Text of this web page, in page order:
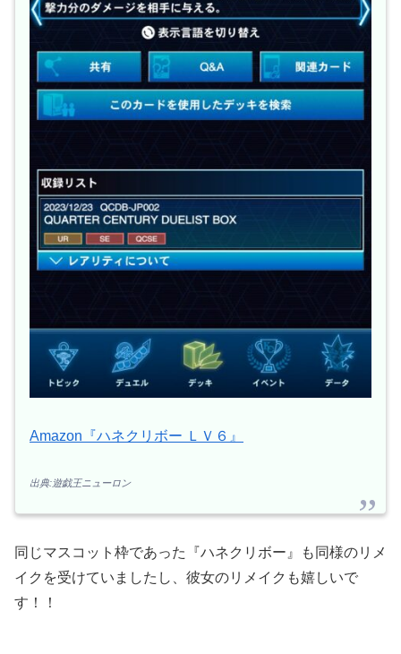
Amazon『ハネクリボー ＬＶ６』
出典:遊戯王ニューロン
同じマスコット枠であった『ハネクリボー』も同様のリメ
イクを受けていましたし、彼女のリメイクも嬉しいで
す！！